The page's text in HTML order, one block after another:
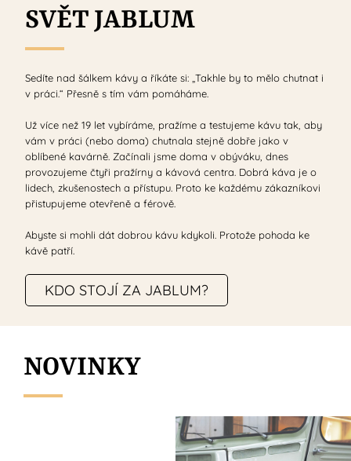
SVĚT JABLUM
Sedíte nad šálkem kávy a říkáte si: „Takhle by to mělo chutnat i
v práci.“ Přesně s tím vám pomáháme.
Už více než 19 let vybíráme, pražíme a testujeme kávu tak, aby
vám v práci (nebo doma) chutnala stejně dobře jako v
oblíbené kavárně. Začínali jsme doma v obýváku, dnes
provozujeme čtyři pražírny a kávová centra. Dobrá káva je o
lidech, zkušenostech a přístupu. Proto ke každému zákazníkovi
přistupujeme otevřeně a férově.
Abyste si mohli dát dobrou kávu kdykoli. Protože pohoda ke
kávě patří.
KDO STOJÍ ZA JABLUM?
NOVINKY